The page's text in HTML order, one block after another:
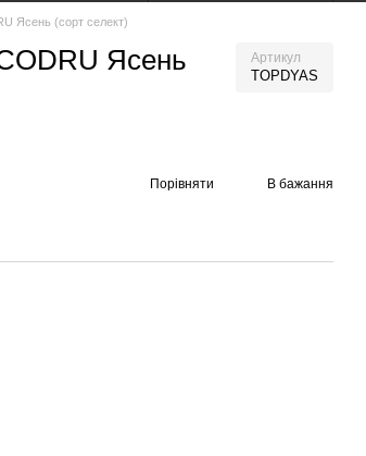
Ясень (сорт селект)
Ясень
Артикул
TOPDYAS
Порівняти В бажання